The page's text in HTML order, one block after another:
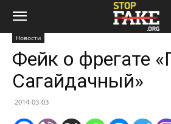
Новости
Фейк о фрегате
Сагайдачный»
2014-03-03